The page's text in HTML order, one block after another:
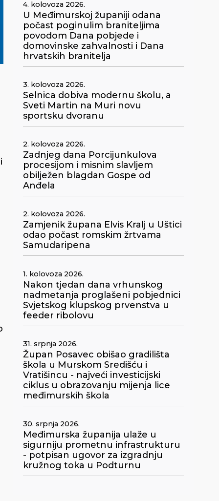
4. kolovoza 2026.
U Međimurskoj županiji odana
počast poginulim braniteljima
povodom Dana pobjede i
domovinske zahvalnosti i Dana
hrvatskih branitelja
3. kolovoza 2026.
Selnica dobiva modernu školu, a
Sveti Martin na Muri novu
sportsku dvoranu
2. kolovoza 2026.
Zadnjeg dana Porcijunkulova
procesijom i misnim slavljem
obilježen blagdan Gospe od
Anđela
2. kolovoza 2026.
Zamjenik župana Elvis Kralj u Uštici
odao počast romskim žrtvama
Samudaripena
1. kolovoza 2026.
Nakon tjedan dana vrhunskog
nadmetanja proglašeni pobjednici
Svjetskog klupskog prvenstva u
feeder ribolovu
31. srpnja 2026.
Župan Posavec obišao gradilišta
škola u Murskom Središću i
Vratišincu - najveći investicijski
ciklus u obrazovanju mijenja lice
međimurskih škola
30. srpnja 2026.
Međimurska županija ulaže u
sigurniju prometnu infrastrukturu
- potpisan ugovor za izgradnju
kružnog toka u Podturnu